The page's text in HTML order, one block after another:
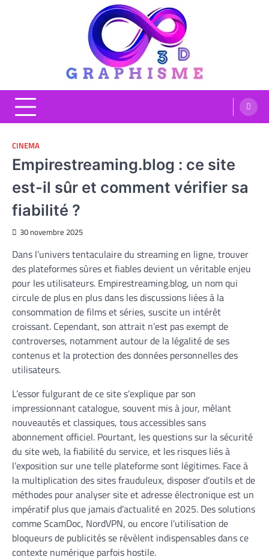
CINEMA
Empirestreaming.blog : ce site
est-il sûr et comment vérifier sa
fiabilité ?
30 novembre 2025
Dans l’univers tentaculaire du streaming en ligne, trouver
des plateformes sûres et fiables devient un véritable enjeu
pour les utilisateurs. Empirestreaming.blog, un nom qui
circule de plus en plus dans les discussions liées à la
consommation de films et séries, suscite un intérêt
croissant. Cependant, son attrait n’est pas exempt de
controverses, notamment autour de la légalité de ses
contenus et la protection des données personnelles des
utilisateurs.
L’essor fulgurant de ce site s’explique par son
impressionnant catalogue, souvent mis à jour, mêlant
nouveautés et classiques, tous accessibles sans
abonnement officiel. Pourtant, les questions sur la sécurité
du site web, la fiabilité du service, et les risques liés à
l’exposition sur une telle plateforme sont légitimes. Face à
la multiplication des sites frauduleux, disposer d’outils et de
méthodes pour analyser site et adresse électronique est un
impératif plus que jamais d’actualité en 2025. Des solutions
comme ScamDoc, NordVPN, ou encore l’utilisation de
bloqueurs de publicités se révèlent indispensables dans ce
contexte numérique parfois hostile.